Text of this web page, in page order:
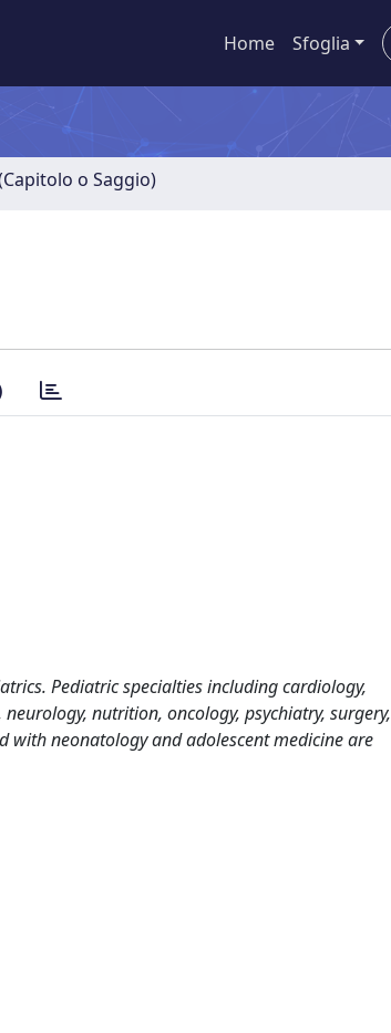
Home Sfoglia
o Saggio)
Pediatric specialties including cardiology,
nutrition, oncology, psychiatry, surgery,
with neonatology and adolescent medicine are